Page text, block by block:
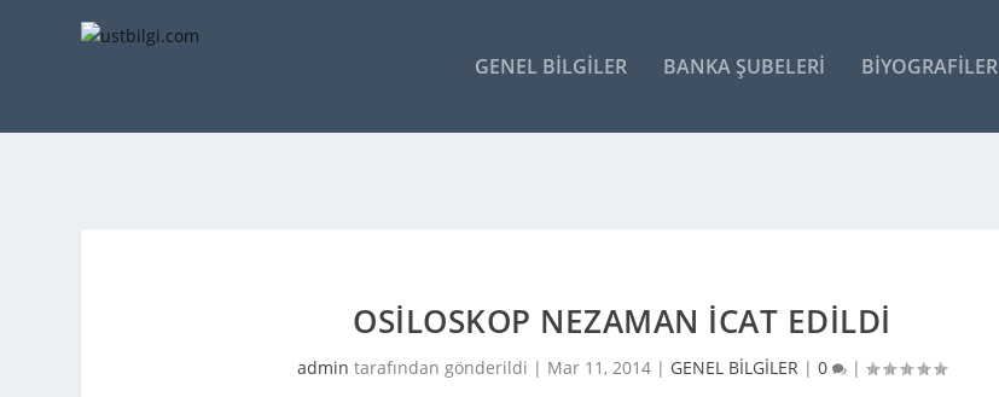
GENEL BILGILER BANKA ŞUBELERI BIYOGRAFILER
OSILOSKOP NEZAMAN İCAT EDILDI
admin tarafından gönderildi | Mar 11, 2014 | GENEL BİLGİLER |0 |